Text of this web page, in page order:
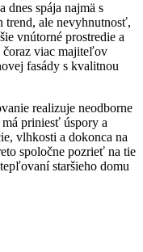
dnes spája najmä s
trend, ale nevyhnutnosť,
vnútorné prostredie a
čoraz viac majiteľov
fasády s kvalitnou
realizuje neodborne
priniesť úspory a
vlhkosti a dokonca na
spoločne pozrieť na tie
staršieho domu